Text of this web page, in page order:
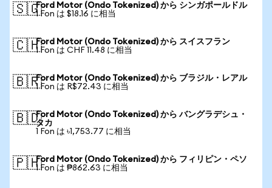
🇸🇬Ford Motor (Ondo Tokenized) から シンガポールドル
1 Fon は $18.16 に相当
🇨🇭Ford Motor (Ondo Tokenized) から スイスフラン
1 Fon は CHF 11.48 に相当
🇧🇷Ford Motor (Ondo Tokenized) から ブラジル・レアル
1 Fon は R$72.43 に相当
🇧🇩Ford Motor (Ondo Tokenized) から バングラデシュ・
タカ
1 Fon は ৳1,753.77 に相当
🇵🇭Ford Motor (Ondo Tokenized) から フィリピン・ペソ
1 Fon は ₱862.63 に相当